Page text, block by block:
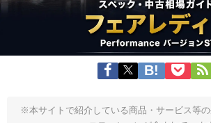
※本サイトで紹介している商品・サービス等